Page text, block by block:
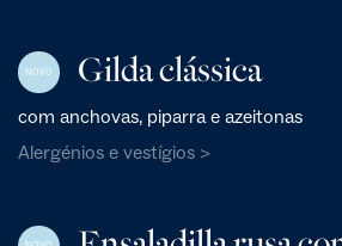
NOVO Gilda clássica
com anchovas, piparra e azeitonas
Alergénios e vestígios >